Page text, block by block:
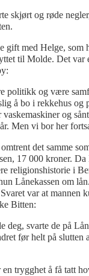
skjørt og røde
gift med Helge, som
til Molde. Det var
politikk og være
å bo i rekkehus og
vaskemaskiner og
Men vi bor her
det samme
17 000 kroner.
religionshistorie i
Lånekassen om
var at mannen
Bitten:
deg, svarte de på
før helt på slutten
trygghet å få tatt